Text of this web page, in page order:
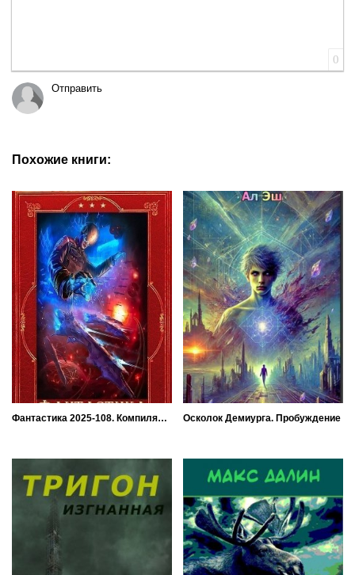
0
Отправить
Похожие книги:
Фантастика 2025-108. Компиляция. Книги 1-28 Осколок Демиурга. Пробуждение